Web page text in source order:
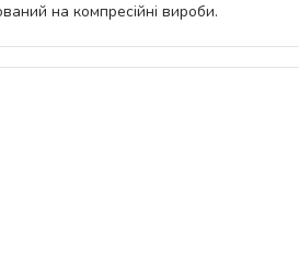
на компресійні вироби.